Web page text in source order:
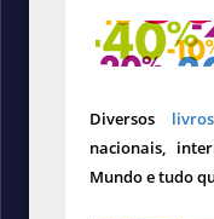
Diversos livros
nacionais,
Mundo e tudo